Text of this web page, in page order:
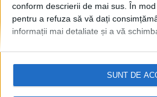
conform descrierii de mai sus. În
pentru a refuza să vă dați
informații mai detaliate și a vă
SUNT DE
© 2020 Radio TOP Suceava 104 FM